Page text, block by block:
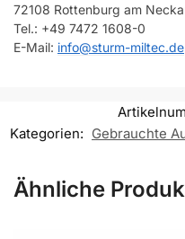
72108 Rottenburg am
Tel.: +49 7472 1608-0
E-Mail: info@sturm-miltec.de
Kategorien: Gebrauchte
Ähnliche